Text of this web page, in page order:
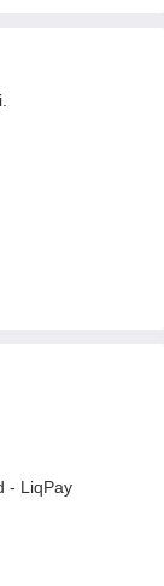
- LiqPay